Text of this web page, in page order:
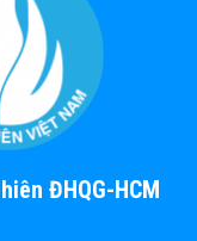
ĐHQG-HCM